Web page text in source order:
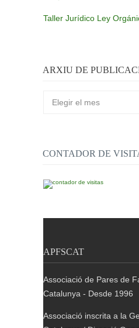
Taller Jurídico Ley
ARXIU DE
CONTADOR DE
APFSCAT
Associació de Pares de
Catalunya - Desde 1996
Associació inscrita a la